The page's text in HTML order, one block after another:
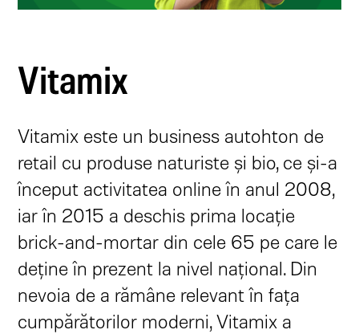
Vitamix
Vitamix este un business autohton de
retail cu produse naturiste și bio, ce și-a
început activitatea online în anul 2008,
iar în 2015 a deschis prima locație
brick-and-mortar din cele 65 pe care le
deține în prezent la nivel național. Din
nevoia de a rămâne relevant în fața
cumpărătorilor moderni, Vitamix a